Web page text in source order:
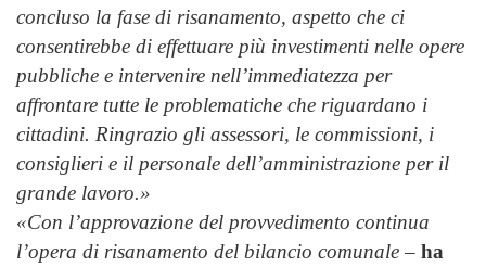
concluso la fase di risanamento, aspetto che ci
consentirebbe di effettuare più investimenti nelle opere
pubbliche e intervenire nell’immediatezza per
affrontare tutte le problematiche che riguardano i
cittadini. Ringrazio gli assessori, le commissioni, i
consiglieri e il personale dell’amministrazione per il
grande lavoro.»
«Con l’approvazione del provvedimento continua
l’opera di risanamento del bilancio comunale– ha